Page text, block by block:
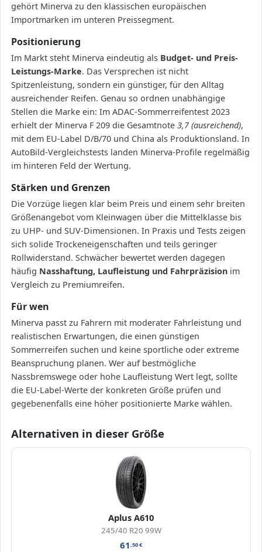
gehört Minerva zu den klassischen europäischen
Importmarken im unteren Preissegment.
Positionierung
Im Markt steht Minerva eindeutig als Budget- und Preis-
Leistungs-Marke. Das Versprechen ist nicht
Spitzenleistung, sondern ein günstiger, für den Alltag
ausreichender Reifen. Genau so ordnen unabhängige
Stellen die Marke ein: Im ADAC-Sommerreifentest 2023
erhielt der Minerva F 209 die Gesamtnote 3,7 (ausreichend),
mit dem EU-Label D/B/70 und China als Produktionsland. In
AutoBild-Vergleichstests landen Minerva-Profile regelmäßig
im hinteren Feld der Wertung.
Stärken und Grenzen
Die Vorzüge liegen klar beim Preis und einem sehr breiten
Größenangebot vom Kleinwagen über die Mittelklasse bis
zu UHP- und SUV-Dimensionen. In Praxis und Tests zeigen
sich solide Trockeneigenschaften und teils geringer
Rollwiderstand. Schwächer bewertet werden dagegen
häufig Nasshaftung, Laufleistung und Fahrpräzision im
Vergleich zu Premiumreifen.
Für wen
Minerva passt zu Fahrern mit moderater Fahrleistung und
realistischen Erwartungen, die einen günstigen
Sommerreifen suchen und keine sportliche oder extreme
Beanspruchung planen. Wer auf bestmögliche
Nassbremswege oder hohe Laufleistung Wert legt, sollte
die EU-Label-Werte der konkreten Größe prüfen und
gegebenenfalls eine höher positionierte Marke wählen.
Alternativen in dieser Größe
Aplus A610
245/40 R20 99W
61,50€